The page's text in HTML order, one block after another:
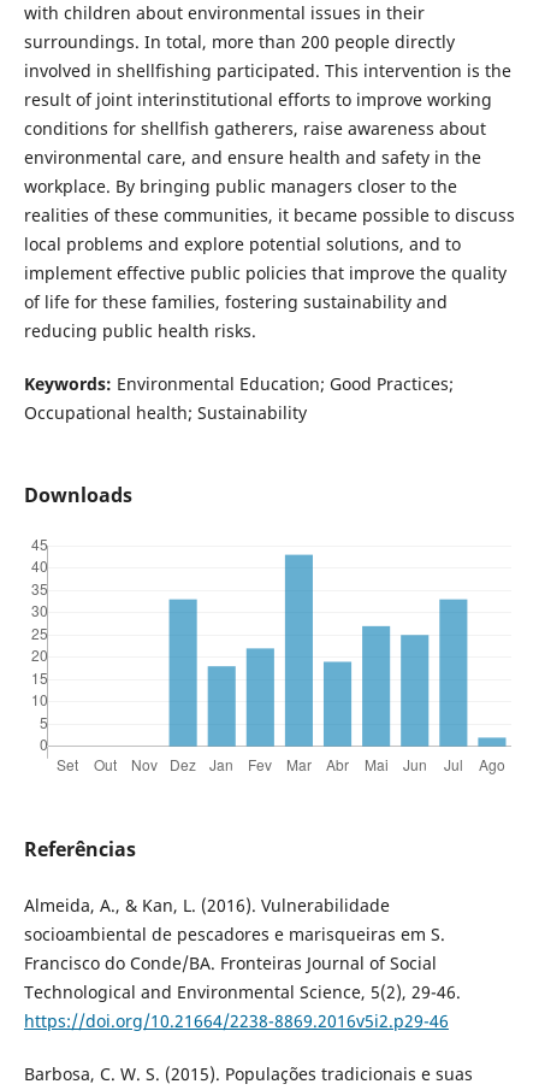
with children about environmental issues in their
surroundings. In total, more than 200 people directly
involved in shellfishing participated. This intervention is the
result of joint interinstitutional efforts to improve working
conditions for shellfish gatherers, raise awareness about
environmental care, and ensure health and safety in the
workplace. By bringing public managers closer to the
realities of these communities, it became possible to discuss
local problems and explore potential solutions, and to
implement effective public policies that improve the quality
of life for these families, fostering sustainability and
reducing public health risks.
Keywords: Environmental Education; Good Practices;
Occupational health; Sustainability
Downloads
Referências
Almeida, A., & Kan, L. (2016). Vulnerabilidade
socioambiental de pescadores e marisqueiras em S.
Francisco do Conde/BA. Fronteiras Journal of Social
Technological and Environmental Science, 5(2), 29-46.
https://doi.org/10.21664/2238-8869.2016v5i2.p29-46
Barbosa, C. W. S. (2015). Populações tradicionais e suas